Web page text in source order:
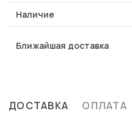
Наличие
Ближайшая доставка
ДОСТАВКА ОПЛАТА